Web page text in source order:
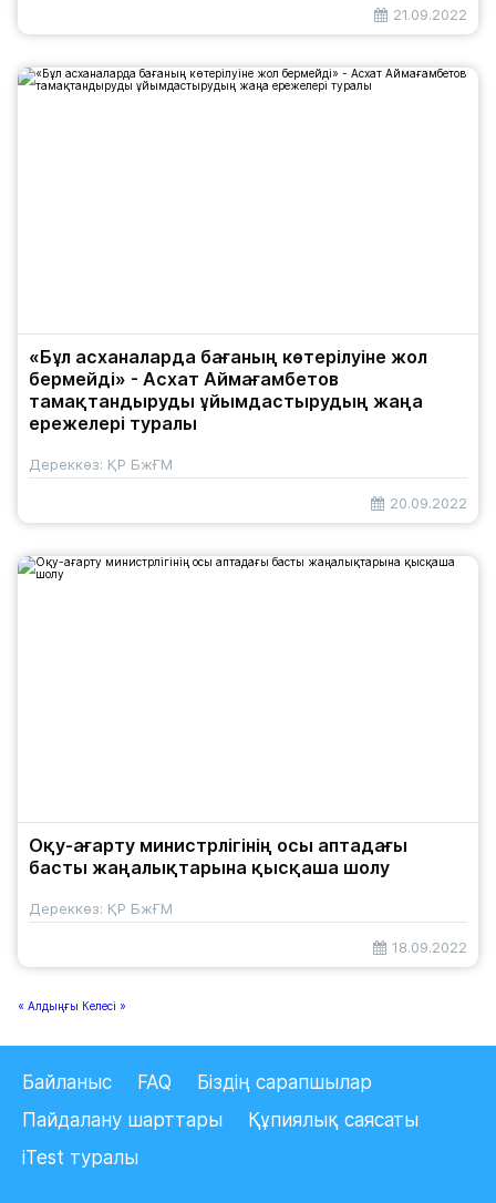
21.09.2022
«Бұл асханаларда бағаның көтерілуіне жол
бермейді» - Асхат Аймағамбетов
тамақтандыруды ұйымдастырудың жаңа
ережелері туралы
Дереккөз: ҚР БжҒМ
20.09.2022
Оқу-ағарту министрлігінің осы аптадағы
басты жаңалықтарына қысқаша шолу
Дереккөз: ҚР БжҒМ
18.09.2022
« Алдыңғы Келесі »
Байланыс FAQ
Біздің сарапшылар
Пайдалану шарттары
Құпиялық саясаты
iTest туралы